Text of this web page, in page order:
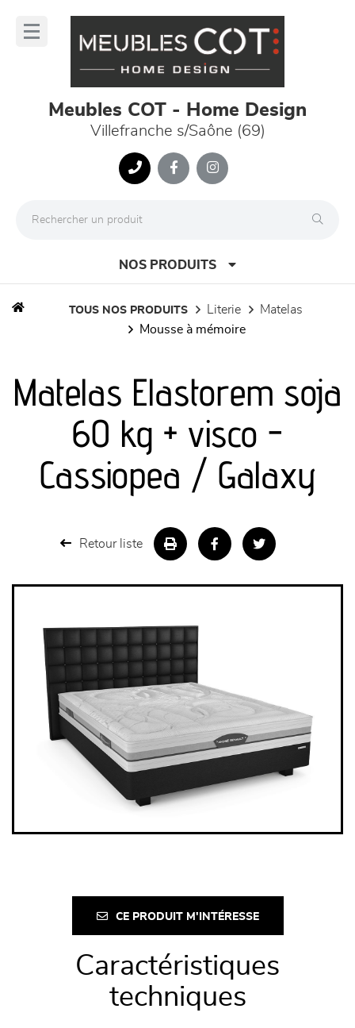
Meubles COT - Home Design
Villefranche s/Saône (69)
NOS PRODUITS
séjours
meubles de complément
chambres et dressing
TOUS NOS PRODUITS literie
matelas
mousse à mémoire
Matelas Elastorem soja
60 kg + visco -
Cassiopea / Galaxy
Retour liste
CE PRODUIT M'INTÉRESSE
Caractéristiques
techniques